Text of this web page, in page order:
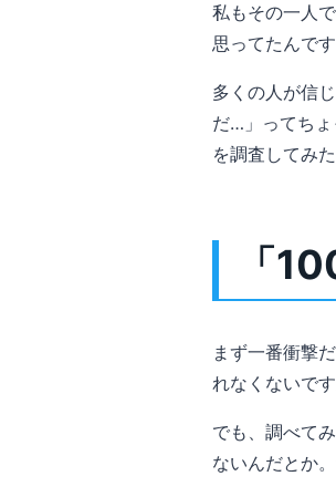
私もその一人
思ってたんで
多くの人が信
だ…」ってちょ
を調査してみ
「
まず一番衝撃
れなくないで
でも、調べて
ないんだとか